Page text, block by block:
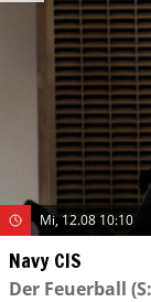
Mi, 12.08 10:10
Navy CIS
Der Feuerball